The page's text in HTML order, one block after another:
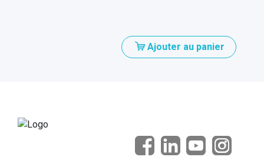
Ajouter au panier